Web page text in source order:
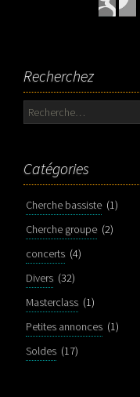
Recherchez
Rechercher :
Catégories
Cherche bassiste (1)
Cherche groupe (2)
concerts (4)
Divers (32)
Masterclass (1)
Petites annonces (1)
Soldes (17)